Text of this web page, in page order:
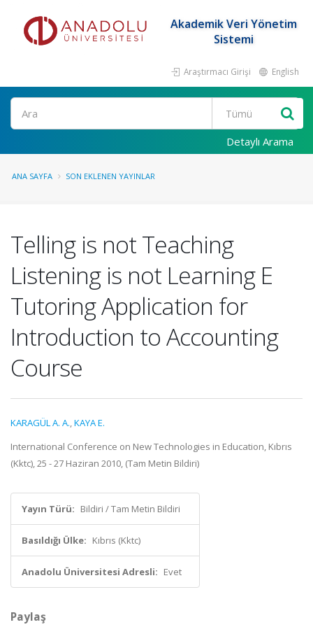
Akademik Veri Yönetim
Sistemi
Araştırmacı Girişi English
Ara
Detaylı Arama
ANA SAYFA SON EKLENEN YAYINLAR
Telling is not Teaching
Listening is not Learning E
Tutoring Application for
Introduction to Accounting
Course
KARAGÜL A. A.,KAYA E.
International Conference on New Technologies in Education, Kıbrıs
(Kktc), 25 - 27 Haziran 2010, (Tam Metin Bildiri)
Yayın Türü: Bildiri / Tam Metin Bildiri
Basıldığı Ülke: Kıbrıs (Kktc)
Anadolu Üniversitesi Adresli: Evet
Paylaş